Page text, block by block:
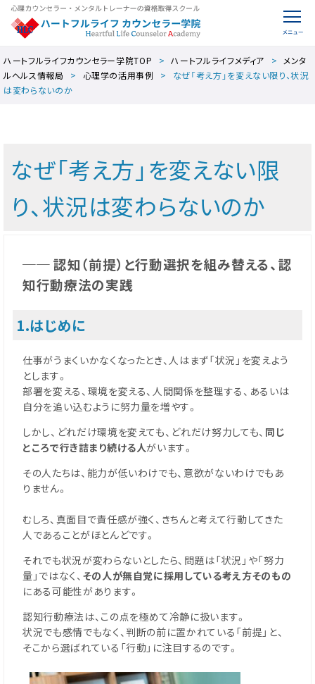
ハートフルライフカウンセラー学院TOP ハートフルライフメディア
メンタ
ルヘルス情報局
心理学の活用事例
なぜ「考え方」を変えない限り、状況
は変わらないのか
なぜ「考え方」を変えない限
り、状況は変わらないのか
── 認知（前提）と行動選択を組み替える、認
知行動療法の実践
1.はじめに
仕事がうまくいかなくなったとき、人はまず「状況」を変えよう
とします。
部署を変える、環境を変える、人間関係を整理する、あるいは
自分を追い込むように努力量を増やす。
しかし、どれだけ環境を変えても、どれだけ努力しても、 同じ
ところで行き詰まり続ける人がいます。
その人たちは、能力が低いわけでも、意欲がないわけでもあ
りません。
むしろ、真面目で責任感が強く、きちんと考えて行動してきた
人であることがほとんどです。
それでも状況が変わらないとしたら、問題は「状況」や「努力
量」ではなく、 その人が無自覚に採用している考え方そのもの
にある可能性があります。
認知行動療法は、この点を極めて冷静に扱います。
状況でも感情でもなく、判断の前に置かれている「前提」と、
そこから選ばれている「行動」に注目するのです。